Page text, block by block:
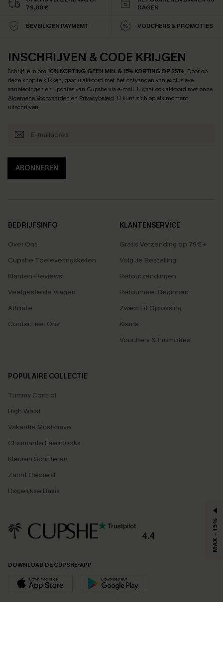
79,00 €
DAGEN
BEVEILIGEN PAYMEMT VOUCHERS & PROMOTIES
INSCHRIJVEN & CODE KRIJGEN
Schrijf je in om 10% KORTING GEEN MIN. & 15% KORTING OP 2ST+. Door op
deze knop te klikken, gaat u akkoord met het ontvangen van exclusieve
aanbiedingen en updates van Cupshe via e-mail. U gaat ook akkoord met onze
Algemene Voorwaarden en Privacybeleid. U kunt zich op elk moment
uitschrijven.
ABONNEREN
BEDRIJFSINFO
Over Ons
Cupshe Toeleveringsketen
Klanten-Reviews
Veelgestelde Vragen
Affiliate
Contacteer Ons
KLANTENSERVICE
Gratis Verzending op 79€+
Volg Je Bestelling
Retourzendingen
Retourneer Beginnen
Zwem Fit Oplossing
Klarna
Vouchers & Promoties
POPULAIRE COLLECTIE
Tummy Control
High Waist
Vakantie Must-have
Charmante Feestlooks
Kleuren Schitteren
Zacht Gebreid
Dagelijkse Basis
4.4
DOWNLOAD DE CUPSHE-APP
MAX - 15%